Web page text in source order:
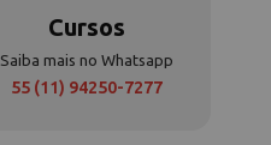
Cursos
Saiba mais no Whatsapp
55 (11) 94250-7277